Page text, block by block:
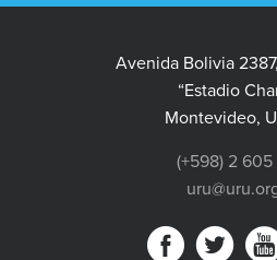
Avenida Bolivia
“Estadio
Montevideo,
(+598) 2 605